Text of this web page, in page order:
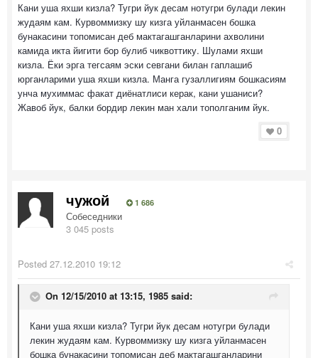
Кани уша яхши кизла? Тугри йук десам нотугри булади лекин
жудаям кам. Курвоммизку шу кизга уйланмасен бошка
бунакасини топомисан деб мактагашганларини ахволини
камида икта йигити бор булиб чиквоттику. Шулами яхши
кизла. Ёки эрга тегсаям эски севгани билан гаплашиб
юрганларими уша яхши кизла. Манга гузаллигиям бошкасиям
унча мухиммас факат диёнатлиси керак, кани ушаниси?
Жавоб йук, балки бордир лекин ман хали тополганим йук.
0
чужой 1 686
Собеседники
3 045 posts
Posted 27.12.2010 19:12
On 12/15/2010 at 13:15, 1985 said:
Кани уша яхши кизла? Тугри йук десам нотугри булади
лекин жудаям кам. Курвоммизку шу кизга уйланмасен
бошка бунакасини топомисан деб мактагашганларини